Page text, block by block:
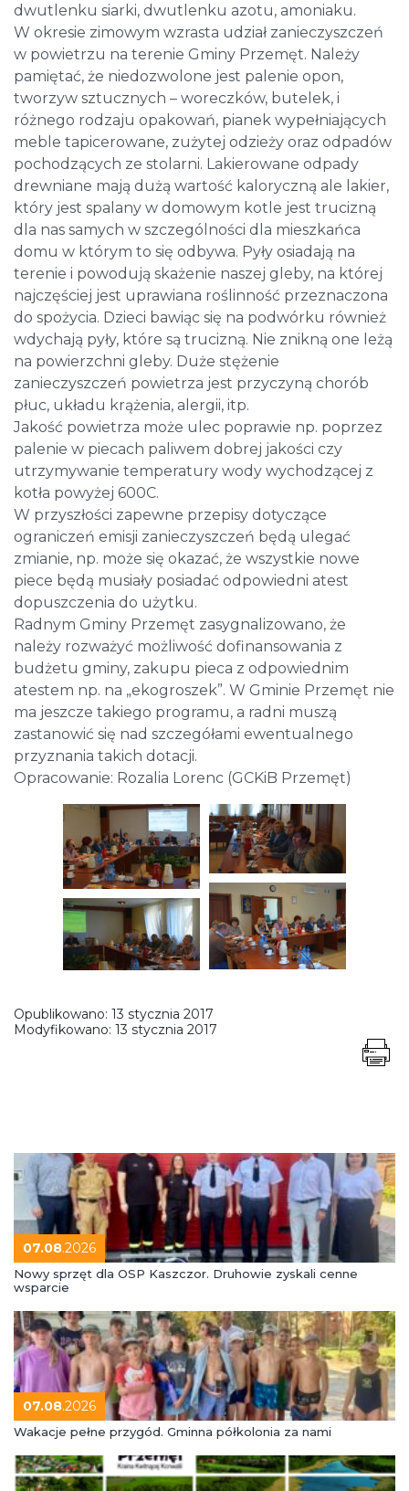
dwutlenku siarki, dwutlenku azotu, amoniaku.
W okresie zimowym wzrasta udział zanieczyszczeń
w powietrzu na terenie Gminy Przemęt. Należy
pamiętać, że niedozwolone jest palenie opon,
tworzyw sztucznych – woreczków, butelek, i
różnego rodzaju opakowań, pianek wypełniających
meble tapicerowane, zużytej odzieży oraz odpadów
pochodzących ze stolarni. Lakierowane odpady
drewniane mają dużą wartość kaloryczną ale lakier,
który jest spalany w domowym kotle jest trucizną
dla nas samych w szczególności dla mieszkańca
domu w którym to się odbywa. Pyły osiadają na
terenie i powodują skażenie naszej gleby, na której
najczęściej jest uprawiana roślinność przeznaczona
do spożycia. Dzieci bawiąc się na podwórku również
wdychają pyły, które są trucizną. Nie znikną one leżą
na powierzchni gleby. Duże stężenie
zanieczyszczeń powietrza jest przyczyną chorób
płuc, układu krążenia, alergii, itp.
Jakość powietrza może ulec poprawie np. poprzez
palenie w piecach paliwem dobrej jakości czy
utrzymywanie temperatury wody wychodzącej z
kotła powyżej 600C.
W przyszłości zapewne przepisy dotyczące
ograniczeń emisji zanieczyszczeń będą ulegać
zmianie, np. może się okazać, że wszystkie nowe
piece będą musiały posiadać odpowiedni atest
dopuszczenia do użytku.
Radnym Gminy Przemęt zasygnalizowano, że
należy rozważyć możliwość dofinansowania z
budżetu gminy, zakupu pieca z odpowiednim
atestem np. na „ekogroszek”. W Gminie Przemęt nie
ma jeszcze takiego programu, a radni muszą
zastanowić się nad szczegółami ewentualnego
przyznania takich dotacji.
Opracowanie: Rozalia Lorenc (GCKiB Przemęt)
Opublikowano: 13 stycznia 2017
Modyfikowano: 13 stycznia 2017
07.08.2026
Nowy sprzęt dla OSP Kaszczor. Druhowie zyskali cenne
wsparcie
07.08.2026
Wakacje pełne przygód. Gminna półkolonia za nami